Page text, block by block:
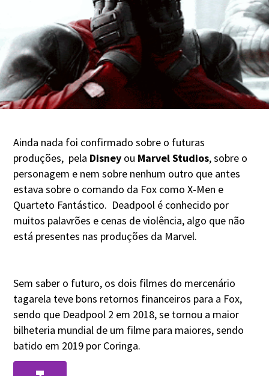
Ainda nada foi confirmado sobre o futuras
produções, pela Disney ou Marvel Studios, sobre o
personagem e nem sobre nenhum outro que antes
estava sobre o comando da Fox como X-Men e
Quarteto Fantástico. Deadpool é conhecido por
muitos palavrões e cenas de violência, algo que não
está presentes nas produções da Marvel.
Sem saber o futuro, os dois filmes do mercenário
tagarela teve bons retornos financeiros para a Fox,
sendo que Deadpool 2 em 2018, se tornou a maior
bilheteria mundial de um filme para maiores, sendo
batido em 2019 por Coringa.